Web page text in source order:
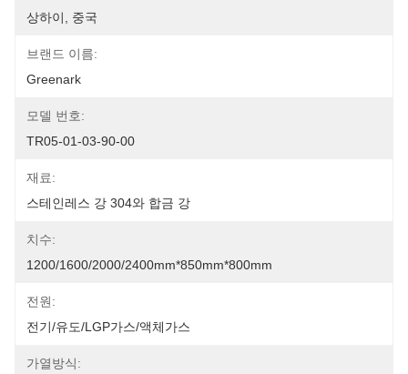
상하이, 중국
브랜드 이름:
Greenark
모델 번호:
TR05-01-03-90-00
재료:
스테인레스 강 304와 합금 강
치수:
1200/1600/2000/2400mm*850mm*800mm
전원:
전기/유도/LGP가스/액체가스
가열방식: